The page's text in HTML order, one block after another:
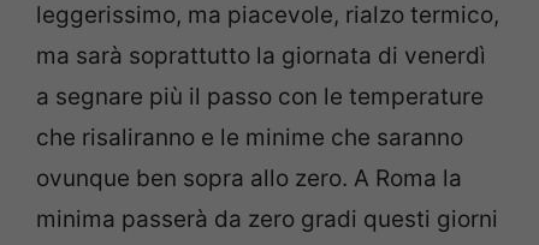
leggerissimo, ma piacevole, rialzo termico,
ma sarà soprattutto la giornata di venerdì
a segnare più il passo con le temperature
che risaliranno e le minime che saranno
ovunque ben sopra allo zero. A Roma la
minima passerà da zero gradi questi giorni